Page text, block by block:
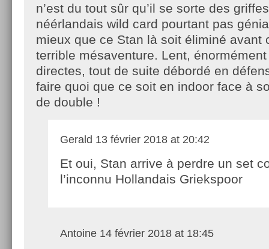
n’est du tout sûr qu’il se sorte des
néérlandais wild card pourtant pas
mieux que ce Stan là soit éliminé avant
terrible mésaventure. Lent,
directes, tout de suite débordé en
faire quoi que ce soit en indoor face à
de double !
Gerald 13 février 2018 at 20:42
Et oui, Stan arrive à perdre un set
l’inconnu Hollandais Griekspoor
Antoine 14 février 2018 at 18:45